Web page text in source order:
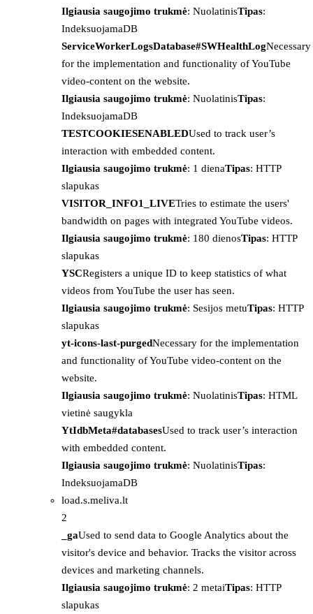
Ilgiausia saugojimo trukmė: NuolatinisTipas:
IndeksuojamaDB
ServiceWorkerLogsDatabase#SWHealthLogNecessary
for the implementation and functionality of YouTube
video-content on the website.
Ilgiausia saugojimo trukmė: NuolatinisTipas:
IndeksuojamaDB
TESTCOOKIESENABLEDUsed to track user’s
interaction with embedded content.
Ilgiausia saugojimo trukmė: 1 dienaTipas: HTTP
slapukas
VISITOR_INFO1_LIVETries to estimate the users'
bandwidth on pages with integrated YouTube videos.
Ilgiausia saugojimo trukmė: 180 dienosTipas: HTTP
slapukas
YSCRegisters a unique ID to keep statistics of what
videos from YouTube the user has seen.
Ilgiausia saugojimo trukmė: Sesijos metuTipas: HTTP
slapukas
yt-icons-last-purgedNecessary for the implementation
and functionality of YouTube video-content on the
website.
Ilgiausia saugojimo trukmė: NuolatinisTipas: HTML
vietinė saugykla
YtIdbMeta#databasesUsed to track user’s interaction
with embedded content.
Ilgiausia saugojimo trukmė: NuolatinisTipas:
IndeksuojamaDB
load.s.meliva.lt
2
_gaUsed to send data to Google Analytics about the
visitor's device and behavior. Tracks the visitor across
devices and marketing channels.
Ilgiausia saugojimo trukmė: 2 metaiTipas: HTTP
slapukas